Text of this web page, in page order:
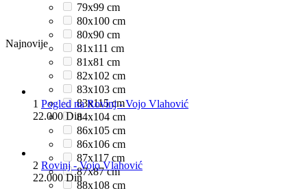
79x99 cm
80x100 cm
80x90 cm
81x111 cm
81x81 cm
82x102 cm
83x103 cm
83x115 cm
84x104 cm
86x105 cm
86x106 cm
87x117 cm
87x87 cm
88x108 cm
Najnovije
1 Pogled na Rovinj - Vojo Vlahović
22.000 Din
2 Rovinj - Vojo Vlahović
22.000 Din